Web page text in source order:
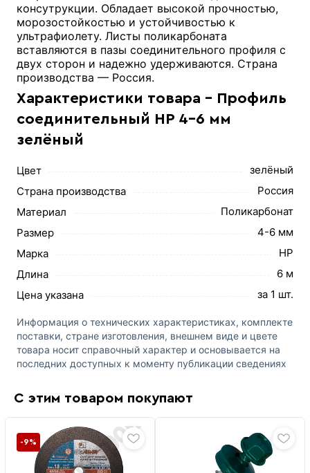
консутрукции. Обладает высокой прочностью,
морозостойкостью и устойчивостью к
ультрафиолету. Листы поликарбоната
вставляются в пазы соединительного профиля с
двух сторон и надежно удерживаются. Страна
производства — Россия.
Характеристики товара - Профиль
соединительный HP 4-6 мм
зелёный
Цвет
зелёный
Страна производства
Россия
Материал
Поликарбонат
Размер
4-6 мм
Марка
HP
Длина
6 м
Цена указана
за 1 шт.
Информация о технических характеристиках, комплекте
поставки, стране изготовления, внешнем виде и цвете
товара носит справочный характер и основывается на
последних доступных к моменту публикации сведениях
С этим товаром покупают
-9%